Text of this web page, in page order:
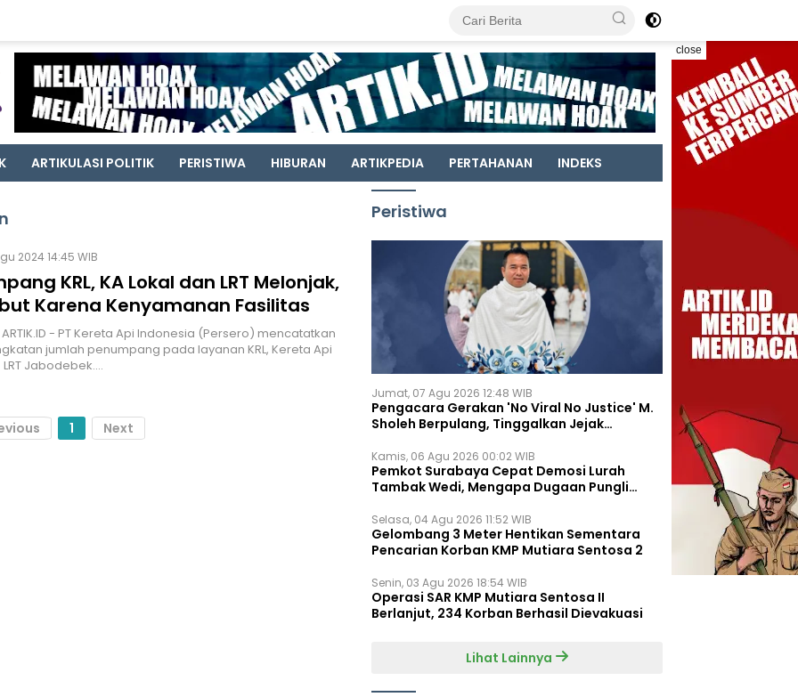
close
ARTIKULASI POLITIK PERISTIWA HIBURAN ARTIKPEDIA PERTAHANAN INDEKS
2024 14:45 WIB
KRL, KA Lokal dan LRT Melonjak,
Karena Kenyamanan Fasilitas
ARTIK.ID - PT Kereta Api Indonesia (Persero) mencatatkan
jumlah penumpang pada layanan KRL, Kereta Api
Jabodebek.…
1 Next
Peristiwa
Jumat, 07 Agu 2026 12:48 WIB
Pengacara Gerakan 'No Viral No Justice' M.
Sholeh Berpulang, Tinggalkan Jejak
Kamis, 06 Agu 2026 00:02 WIB
Pemkot Surabaya Cepat Demosi Lurah
Tambak Wedi, Mengapa Dugaan Pungli
Selasa, 04 Agu 2026 11:52 WIB
Gelombang 3 Meter Hentikan Sementara
Pencarian Korban KMP Mutiara Sentosa 2
Senin, 03 Agu 2026 18:54 WIB
Operasi SAR KMP Mutiara Sentosa II
Berlanjut, 234 Korban Berhasil Dievakuasi
Lihat Lainnya